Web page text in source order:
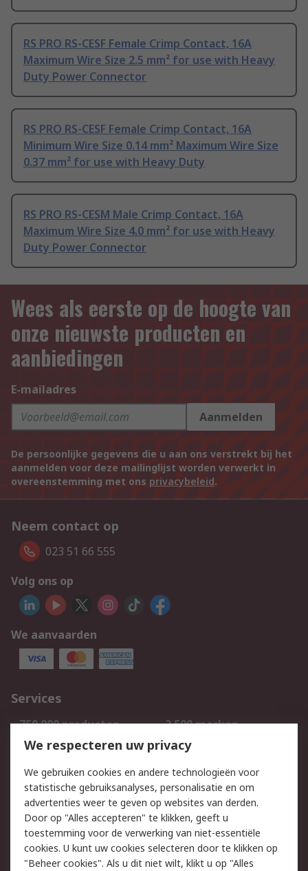
RS PRO RS-CESF Female Crimp Contact, 16A
Maximum Wire Size 2.5 mm² for use with Heavy
Duty Power Connector
RS PRO RS-CESF Female Crimp Contact, 16A
Minimum Wire Size 0.14 mm² Maximum Wire Size
0.37 mm² for use with Heavy Duty
RS PRO RS-CESM Male Crimp Contact, 16A
Maximum Wire Size 4.0 mm² for use with Heavy
Duty Power Connector
Wees als eerste op de hoogte van
onze nieuwste producten en
aanbiedingen
E-mailadres
Aanmelden
De persoonlijke gegevens die u aan ons verstrekt bij het
aanmelden voor deze mailinglijst worden verwerkt in
overeenstemming met ons privacybeleid.
Neem contact op
023 51 66 555
Volg ons op
We aanvaarden
Services
750.000 producten
2.500 merken
Bestellen
Inkoopoplossingen
Track & Trace
Wettelijk
Cookiebeleid
Email veiligheid
Privacybeleid
Websitevoorwaarden
We respecteren uw privacy
We gebruiken cookies en andere technologieën voor
statistische gebruiksanalyses, personalisatie en om
advertenties weer te geven op websites van derden.
Door op "Alles accepteren" te klikken, geeft u
toestemming voor de verwerking van niet-essentiële
cookies. U kunt uw cookies selecteren door te klikken op
"Beheer cookies". Als u dit niet wilt, klikt u op "Alles